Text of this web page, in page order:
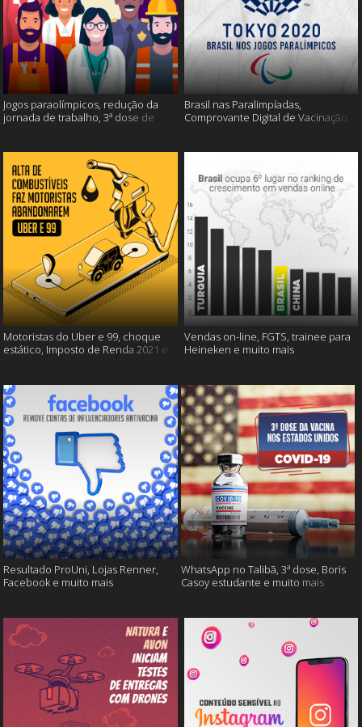
Jogos paraolímpicos, redução da
jornada de trabalho, 3ª dose de
Brasil nas Paralimpíadas,
Comprovante Digital de Vacinação,
Motoristas do Uber e 99, choque
estático, Imposto de Renda 2021 e
Vendas on-line, FGTS, trainee para
Heineken e muito mais
Resultado ProUni, Lojas Renner,
Facebook e muito mais
WhatsApp no Talibã, 3ª dose, Boris
Casoy estudante e muito mais